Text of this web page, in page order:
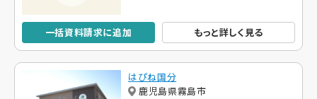
一括資料請求に追加 もっと詳しく見る
はぴね国分
鹿児島県霧島市